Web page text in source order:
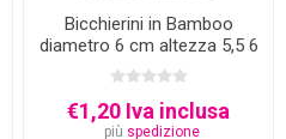
Bicchierini in Bamboo
diametro 6 cm altezza 5,5 6
pz
€1,20 Iva inclusa
più spedizione